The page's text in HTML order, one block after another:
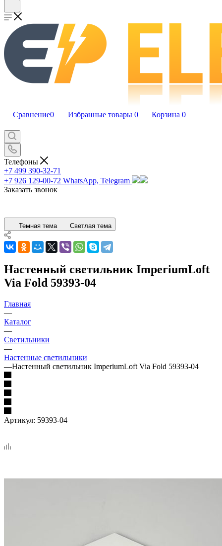
Сравнение0 Избранные товары 0 Корзина 0
Телефоны
+7 499 390-32-71
+7 926 129-00-72 WhatsApp, Telegram
Заказать звонок
Темная тема Светлая тема
Настенный светильник ImperiumLoft
Via Fold 59393-04
Главная
—
Каталог
—
Светильники
—
Настенные светильники
—Настенный светильник ImperiumLoft Via Fold 59393-04
Артикул: 59393-04